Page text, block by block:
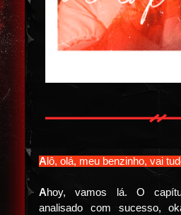
A lô, olá, meu benzinho, vai
Ahoy, vamos lá. O
analisado com sucesso,